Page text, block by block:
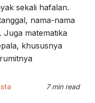
sekali hafalan.
nama-nama
Juga matematika
khususnya
7 min read